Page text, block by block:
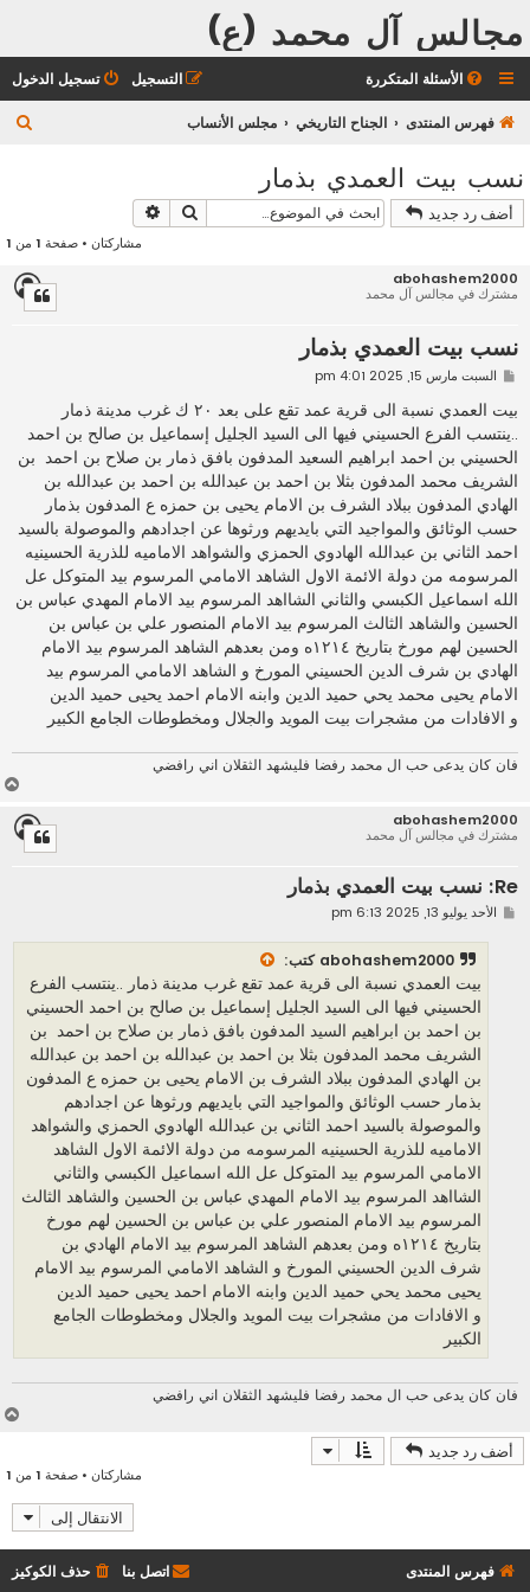
مجالس آل محمد (ع)
الأسئلة المتكررة تسجيل الدخول التسجيل
فهرس المنتدى الجناح التاريخي مجلس الأنساب
نسب بيت العمدي بذمار
أضف رد جديد بحث
مشاركتان • صفحة 1 من 1
abohashem2000
مشترك في مجالس آل محمد
نسب بيت العمدي بذمار
م
ر
ك
السبت مارس 15, 2025 4:01 pm
بيت العمدي نسبة الى قرية عمد تقع على بعد ٢٠ ك غرب مدينة ذمار
..ينتسب الفرع الحسيني فيها الى السيد الجليل إسماعيل بن صالح بن احمد
الحسيني بن احمد ابراهيم السعيد المدفون بافق ذمار بن صلاح بن احمد بن
الشريف محمد المدفون بثلا بن احمد بن عبدالله بن احمد بن عبدالله بن
الهادي المدفون ببلاد الشرف بن الامام يحيى بن حمزه ع المدفون بذمار
حسب الوثائق والمواجيد التي بايديهم ورثوها عن اجدادهم والموصولة بالسيد
احمد الثاني بن عبدالله الهادوي الحمزي والشواهد الاماميه للذرية الحسينيه
المرسومه من دولة الائمة الاول الشاهد الامامي المرسوم بيد المتوكل عل
الله اسماعيل الكبسي والثاني الشااهد المرسوم بيد الامام المهدي عباس بن
الحسين والشاهد الثالث المرسوم بيد الامام المنصور علي بن عباس بن
الحسين لهم مورخ بتاريخ ١٢١٤ه ومن بعدهم الشاهد المرسوم بيد الامام
الهادي بن شرف الدين الحسيني المورخ و الشاهد الامامي المرسوم بيد
الامام يحيى محمد يحي حميد الدين وابنه الامام احمد يحيى حميد الدين
و الافادات من مشجرات بيت المويد والجلال ومخطوطات الجامع الكبير
فان كان يدعى حب ال محمد رفضا فليشهد الثقلان اني رافضي
abohashem2000
مشترك في مجالس آل محمد
Re: نسب بيت العمدي بذمار
مالأحد يوليو 13, 2025 6:13 pm
abohashem2000 كتب:
بيت العمدي نسبة الى قرية عمد تقع غرب مدينة ذمار ..ينتسب الفرع
الحسيني فيها الى السيد الجليل إسماعيل بن صالح بن احمد الحسيني
بن احمد بن ابراهيم السيد المدفون بافق ذمار بن صلاح بن احمد بن
الشريف محمد المدفون بثلا بن احمد بن عبدالله بن احمد بن عبدالله
بن الهادي المدفون ببلاد الشرف بن الامام يحيى بن حمزه ع المدفون
بذمار حسب الوثائق والمواجيد التي بايديهم ورثوها عن اجدادهم
والموصولة بالسيد احمد الثاني بن عبدالله الهادوي الحمزي والشواهد
الاماميه للذرية الحسينيه المرسومه من دولة الائمة الاول الشاهد
الامامي المرسوم بيد المتوكل عل الله اسماعيل الكبسي والثاني
الشااهد المرسوم بيد الامام المهدي عباس بن الحسين والشاهد الثالث
المرسوم بيد الامام المنصور علي بن عباس بن الحسين لهم مورخ
بتاريخ ١٢١٤ه ومن بعدهم الشاهد المرسوم بيد الامام الهادي بن
شرف الدين الحسيني المورخ و الشاهد الامامي المرسوم بيد الامام
يحيى محمد يحي حميد الدين وابنه الامام احمد يحيى حميد الدين
و الافادات من مشجرات بيت المويد والجلال ومخطوطات الجامع
الكبير
فان كان يدعى حب ال محمد رفضا فليشهد الثقلان اني رافضي
أضف رد جديد
مشاركتان • صفحة 1 من 1
الانتقال إلى
فهرس المنتدى حذف الكوكيز اتصل بنا